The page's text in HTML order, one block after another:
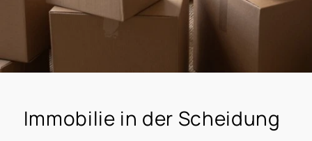
Immobilie in der Scheidung